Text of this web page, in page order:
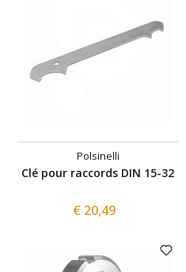
Polsinelli
Clé pour raccords DIN 15-32
€ 20,49